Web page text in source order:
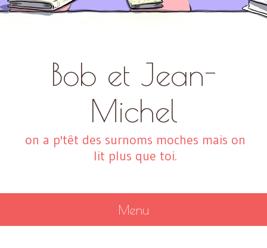
Bob et Jean-
Michel
on a p'têt des surnoms moches mais on
lit plus que toi.
Menu